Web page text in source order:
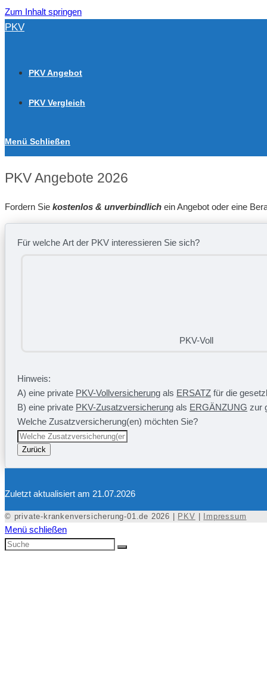
Zum Inhalt springen
PKV
PKV Angebot
PKV Vergleich
Menü Schließen
PKV Angebote 2026
Fordern Sie kostenlos & unverbindlich ein Angebot oder eine
Für welche Art der PKV interessieren Sie sich?
PKV-Voll
Hinweis:
A) eine private PKV-Vollversicherung als ERSATZ für die
B) eine private PKV-Zusatzversicherung als ERGÄNZUNG zur
Welche Zusatzversicherung(en) möchten Sie?
Zurück
Zuletzt aktualisiert am 21.07.2026
© private-krankenversicherung-01.de 2026 | PKV | Impressum
Menü schließen